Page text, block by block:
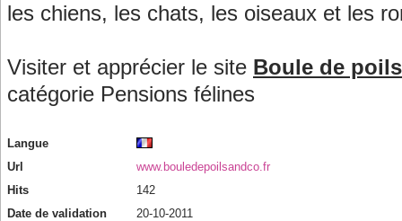
les chiens, les chats, les oiseaux et les
Visiter et apprécier le site Boule de
catégorie Pensions félines
Langue
Url
www.bouledepoilsandco.fr
Hits
142
Date de validation
20-10-2011